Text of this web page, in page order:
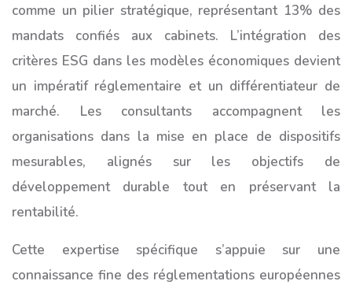
comme un pilier stratégique, représentant 13% des
mandats confiés aux cabinets. L’intégration des
critères ESG dans les modèles économiques devient
un impératif réglementaire et un différentiateur de
marché. Les consultants accompagnent les
organisations dans la mise en place de dispositifs
mesurables, alignés sur les objectifs de
développement durable tout en préservant la
rentabilité.
Cette expertise spécifique s’appuie sur une
connaissance fine des réglementations européennes